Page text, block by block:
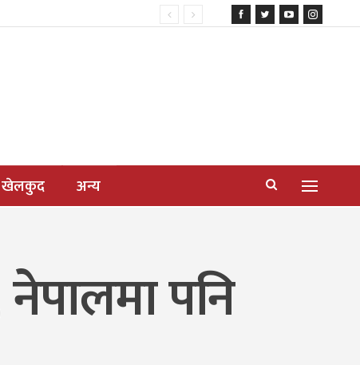
खेलकुद अन्य
पनि